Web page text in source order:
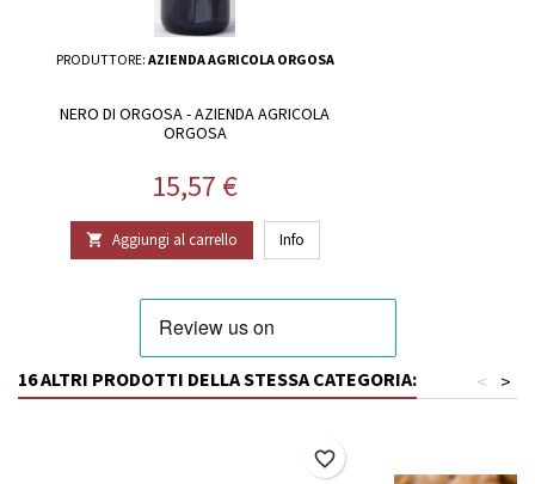
PRODUTTORE: AZIENDA AGRICOLA ORGOSA
NERO DI ORGOSA - AZIENDA AGRICOLA
ORGOSA
Prezzo
15,57 €
 Aggiungi al carrello Info
16 ALTRI PRODOTTI DELLA STESSA CATEGORIA: >
<
favorite_border